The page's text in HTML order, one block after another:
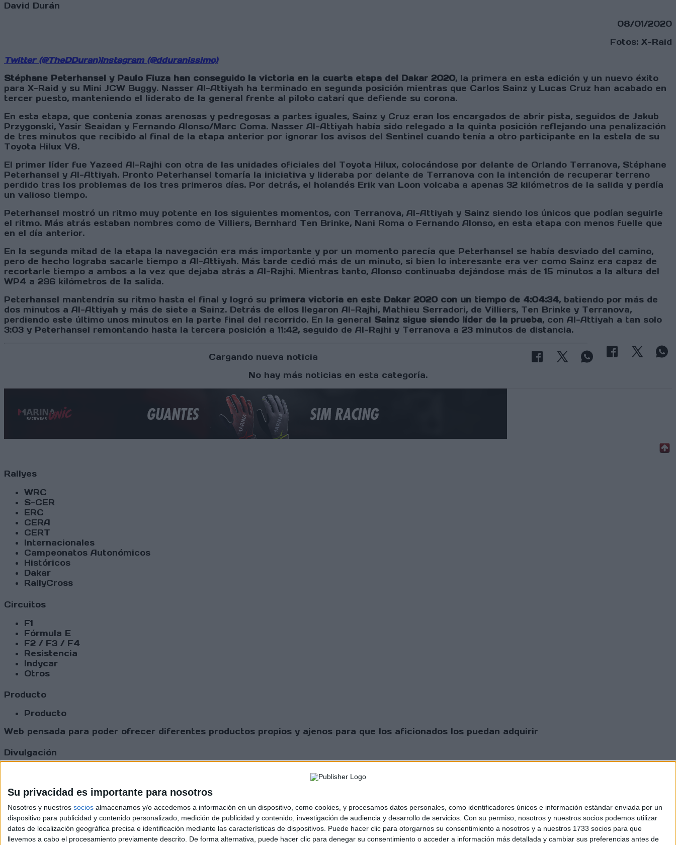
Su privacidad es importante para nosotros
Nosotros y nuestros socios almacenamos y/o accedemos a información en un dispositivo, como cookies, y procesamos datos personales, como identificadores únicos e información estándar enviada por un
dispositivo para publicidad y contenido personalizado, medición de publicidad y contenido, investigación de audiencia y desarrollo de servicios. Con su permiso, nosotros y nuestros socios podemos utilizar
datos de localización geográfica precisa e identificación mediante las características de dispositivos. Puede hacer clic para otorgarnos su consentimiento a nosotros y a nuestros 1733 socios para que
llevemos a cabo el procesamiento previamente descrito. De forma alternativa, puede hacer clic para denegar su consentimiento o acceder a información más detallada y cambiar sus preferencias antes de
David Durán
08/01/2020
Fotos: X-Raid
Twitter (@TheDDuran)Instagram (@dduranissimo)
Stéphane Peterhansel y Paulo Fiuza han conseguido la victoria en la cuarta etapa del Dakar 2020, la primera en esta edición y un nuevo éxito
para X-Raid y su Mini JCW Buggy. Nasser Al-Attiyah ha terminado en segunda posición mientras que Carlos Sainz y Lucas Cruz han acabado en
tercer puesto, manteniendo el liderato de la general frente al piloto catarí que defiende su corona.
En esta etapa, que contenía zonas arenosas y pedregosas a partes iguales, Sainz y Cruz eran los encargados de abrir pista, seguidos de Jakub
Przygonski, Yasir Seaidan y Fernando Alonso/Marc Coma. Nasser Al-Attiyah había sido relegado a la quinta posición reflejando una penalización
de tres minutos que recibido al final de la etapa anterior por ignorar los avisos del Sentinel cuando tenía a otro participante en la estela de su
Toyota Hilux V8.
El primer líder fue Yazeed Al-Rajhi con otra de las unidades oficiales del Toyota Hilux, colocándose por delante de Orlando Terranova, Stéphane
Peterhansel y Al-Attiyah. Pronto Peterhansel tomaría la iniciativa y lideraba por delante de Terranova con la intención de recuperar terreno
perdido tras los problemas de los tres primeros días. Por detrás, el holandés Erik van Loon volcaba a apenas 32 kilómetros de la salida y perdía
un valioso tiempo.
Peterhansel mostró un ritmo muy potente en los siguientes momentos, con Terranova, Al-Attiyah y Sainz siendo los únicos que podían seguirle
el ritmo. Más atrás estaban nombres como de Villiers, Bernhard Ten Brinke, Nani Roma o Fernando Alonso, en esta etapa con menos fuelle que
en el día anterior.
En la segunda mitad de la etapa la navegación era más importante y por un momento parecía que Peterhansel se había desviado del camino,
pero de hecho lograba sacarle tiempo a Al-Attiyah. Más tarde cedió más de un minuto, si bien lo interesante era ver como Sainz era capaz de
recortarle tiempo a ambos a la vez que dejaba atrás a Al-Rajhi. Mientras tanto, Alonso continuaba dejándose más de 15 minutos a la altura del
WP4 a 296 kilómetros de la salida.
Peterhansel mantendría su ritmo hasta el final y logró su primera victoria en este Dakar 2020 con un tiempo de 4:04:34, batiendo por más de
dos minutos a Al-Attiyah y más de siete a Sainz. Detrás de ellos llegaron Al-Rajhi, Mathieu Serradori, de Villiers, Ten Brinke y Terranova,
perdiendo este último unos minutos en la parte final del recorrido. En la general Sainz sigue siendo líder de la prueba, con Al-Attiyah a tan solo
3:03 y Peterhansel remontando hasta la tercera posición a 11:42, seguido de Al-Rajhi y Terranova a 23 minutos de distancia.
Cargando nueva noticia
No hay más noticias en esta categoría.
Rallyes
WRC
S-CER
ERC
CERA
CERT
Internacionales
Campeonatos Autonómicos
Históricos
Dakar
RallyCross
Circuitos
F1
Fórmula E
F2 / F3 / F4
Resistencia
Indycar
Otros
Producto
Producto
Web pensada para poder ofrecer diferentes productos propios y ajenos para que los aficionados los puedan adquirir
Divulgación
Comunicados
Vídeos (on boards)
Redes Sociales
2026 Revista Scratch |Contacto|Aviso legal y política de privacidad